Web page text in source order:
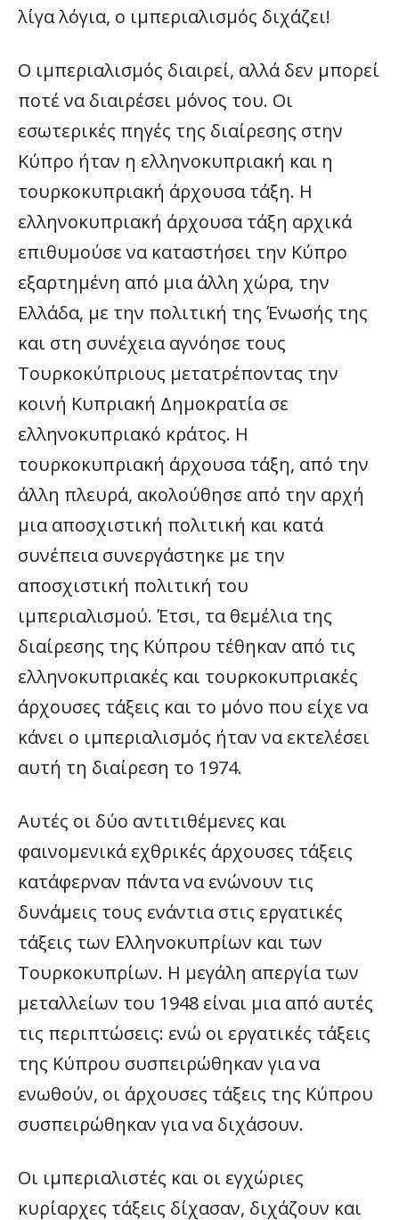
λίγα λόγια, ο ιμπεριαλισμός διχάζει!
Ο ιμπεριαλισμός διαιρεί, αλλά δεν μπορεί
ποτέ να διαιρέσει μόνος του. Οι
εσωτερικές πηγές της διαίρεσης στην
Κύπρο ήταν η ελληνοκυπριακή και η
τουρκοκυπριακή άρχουσα τάξη. Η
ελληνοκυπριακή άρχουσα τάξη αρχικά
επιθυμούσε να καταστήσει την Κύπρο
εξαρτημένη από μια άλλη χώρα, την
Ελλάδα, με την πολιτική της Ένωσής της
και στη συνέχεια αγνόησε τους
Τουρκοκύπριους μετατρέποντας την
κοινή Κυπριακή Δημοκρατία σε
ελληνοκυπριακό κράτος. Η
τουρκοκυπριακή άρχουσα τάξη, από την
άλλη πλευρά, ακολούθησε από την αρχή
μια αποσχιστική πολιτική και κατά
συνέπεια συνεργάστηκε με την
αποσχιστική πολιτική του
ιμπεριαλισμού. Έτσι, τα θεμέλια της
διαίρεσης της Κύπρου τέθηκαν από τις
ελληνοκυπριακές και τουρκοκυπριακές
άρχουσες τάξεις και το μόνο που είχε να
κάνει ο ιμπεριαλισμός ήταν να εκτελέσει
αυτή τη διαίρεση το 1974.
Αυτές οι δύο αντιτιθέμενες και
φαινομενικά εχθρικές άρχουσες τάξεις
κατάφερναν πάντα να ενώνουν τις
δυνάμεις τους ενάντια στις εργατικές
τάξεις των Ελληνοκυπρίων και των
Τουρκοκυπρίων. Η μεγάλη απεργία των
μεταλλείων του 1948 είναι μια από αυτές
τις περιπτώσεις: ενώ οι εργατικές τάξεις
της Κύπρου συσπειρώθηκαν για να
ενωθούν, οι άρχουσες τάξεις της Κύπρου
συσπειρώθηκαν για να διχάσουν.
Οι ιμπεριαλιστές και οι εγχώριες
κυρίαρχες τάξεις δίχασαν, διχάζουν και